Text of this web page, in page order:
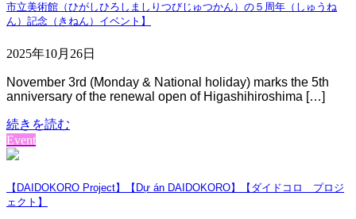
市立美術館（ひがしひろしましりつびじゅつかん）の５周年（しゅうね
ん）記念（きねん）イベント】
2025年10月26日
November 3rd (Monday & National holiday) marks the 5th
anniversary of the renewal open of Higashihiroshima […]
続きを読む
Event
【DAIDOKORO Project】【Dự án DAIDOKORO】【ダイドコロ プロジ
ェクト】